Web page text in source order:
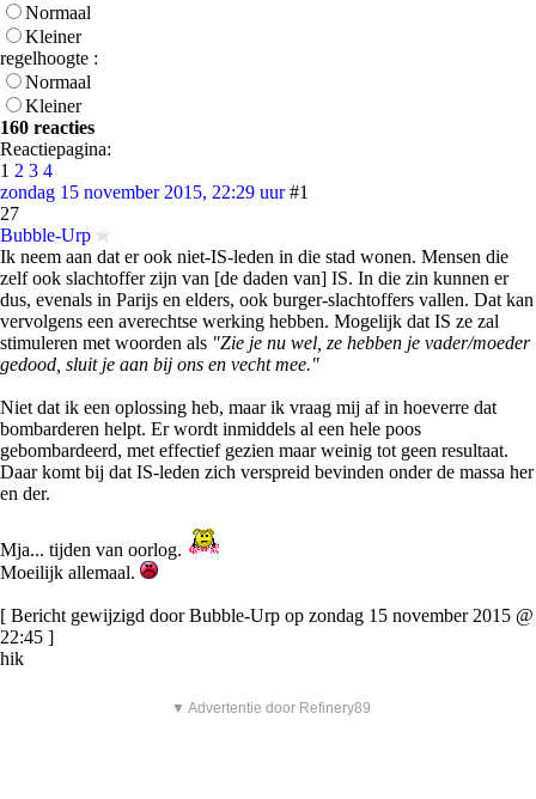
Normaal
Kleiner
regelhoogte :
Normaal
Kleiner
160 reacties
Reactiepagina:
1 2 3 4
zondag 15 november 2015, 22:29 uur #1
27
Bubble-Urp
Ik neem aan dat er ook niet-IS-leden in die stad wonen. Mensen die
zelf ook slachtoffer zijn van [de daden van] IS. In die zin kunnen er
dus, evenals in Parijs en elders, ook burger-slachtoffers vallen. Dat kan
vervolgens een averechtse werking hebben. Mogelijk dat IS ze zal
stimuleren met woorden als "Zie je nu wel, ze hebben je vader/moeder
gedood, sluit je aan bij ons en vecht mee."
Niet dat ik een oplossing heb, maar ik vraag mij af in hoeverre dat
bombarderen helpt. Er wordt inmiddels al een hele poos
gebombardeerd, met effectief gezien maar weinig tot geen resultaat.
Daar komt bij dat IS-leden zich verspreid bevinden onder de massa her
en der.
Mja... tijden van oorlog.
Moeilijk allemaal.
[ Bericht gewijzigd door Bubble-Urp op zondag 15 november 2015 @
22:45 ]
hik
▼ Advertentie door Refinery89